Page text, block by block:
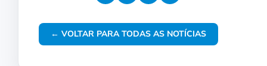
← VOLTAR PARA TODAS AS NOTÍCIAS